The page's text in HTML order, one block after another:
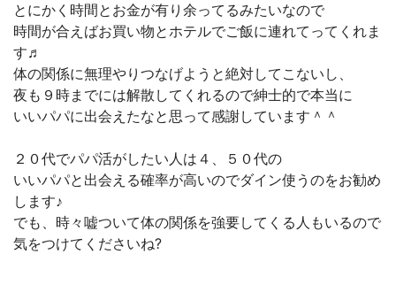
とにかく時間とお金が有り余ってるみたいなので
時間が合えばお買い物とホテルでご飯に連れてってくれま
す♬
体の関係に無理やりつなげようと絶対してこないし、
夜も９時までには解散してくれるので紳士的で本当に
いいパパに出会えたなと思って感謝しています＾＾
２０代でパパ活がしたい人は４、５０代の
いいパパと出会える確率が高いのでダイン使うのをお勧め
します♪
でも、時々嘘ついて体の関係を強要してくる人もいるので
気をつけてくださいね?